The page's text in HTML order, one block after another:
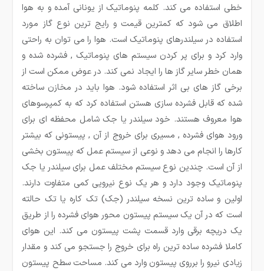
خطی استفاده می کند. کلمه پنوماتیک از یونانی آمده و به هوا
اطلاق می شود که کمترین قیمت و رایج ترین نوع گاز مورد
استفاده در سیلندرهای پنوماتیک است. هوا را می توان به راحتی
وارد کرد و برای پر کردن سیستم های پنوماتیک , فشرده شده و
همان خطر سایر گاز ها را ایجاد نمی کند. در عوض ممکن است از
برخی گاز های بی اثر استفاده شود. هوا باید در مخازن ساخته
شده که قابل فشرده سازی هستن استفاده کرد که به کمپرسوهای
هوا معروف هستند. خود سیلندر یا جک شامل محفظه ای برای
ورود هوای فشرده , مسیری برای خروج از آن , پیستونی که بیشتر
کارها را انجام می دهد و نوعی از سیستم عمل که پیستون بخشی
از آن است. چندین نوع سیستم مختلف عمل برای سیلندر یا جک
پنوماتیک وجود دارد و هر یک نوع نیرویی کمی متفاوت دارند.
اولین و ساده ترین نسخه سیلندر (جک) تک کاره یا تک حالته
است که در آن یک سیستم پیستون محور هوای فشرده را از طریق
یک دریچه برقی وارد قسمت پشت پیستون می کند. این هوای
کاملا فشرده ساده ترین راه برای خروج را جستجو می کند و مقدار
زیادی نیرو را برروی پیستون وارد می کند. مساحت سطح پیستون